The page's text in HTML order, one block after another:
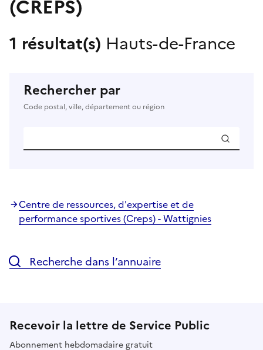
(CREPS)
1 résultat(s) Hauts-de-France
Rechercher par
Code postal, ville, département ou région
Centre de ressources, d'expertise et de
performance sportives (Creps) - Wattignies
Recherche dans l’annuaire
Recevoir la lettre de Service Public
Abonnement hebdomadaire gratuit